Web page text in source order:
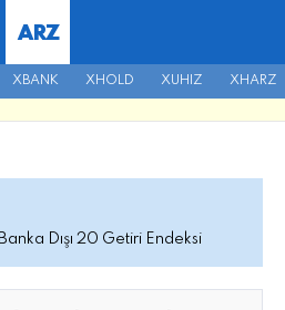
XBANK XHOLD XUHIZ XHARZ
ARZ
Dışı 20 Getiri Endeksi